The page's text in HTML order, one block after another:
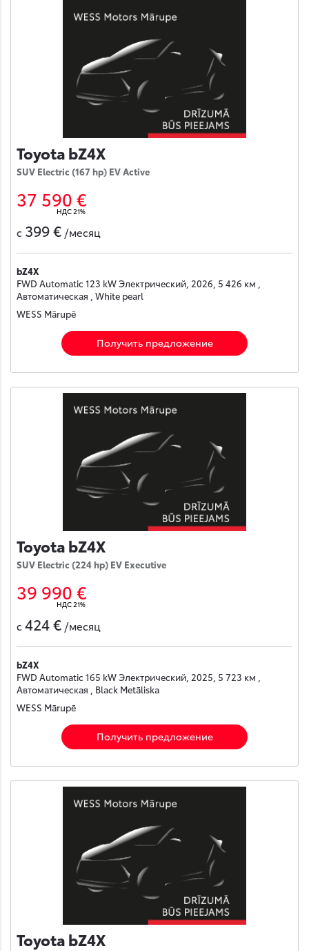
Toyota bZ4X
SUV Electric (167 hp) EV Active
37 590 €
НДС 21%
с 399 € /месяц
bZ4X
FWD Automatic 123 kW Электрический, 2026, 5 426 км ,
Автоматическая , White pearl
WESS Mārupē
Получить предложение
Toyota bZ4X
SUV Electric (224 hp) EV Executive
39 990 €
НДС 21%
с 424 € /месяц
bZ4X
FWD Automatic 165 kW Электрический, 2025, 5 723 км ,
Автоматическая , Black Metāliska
WESS Mārupē
Получить предложение
Toyota bZ4X